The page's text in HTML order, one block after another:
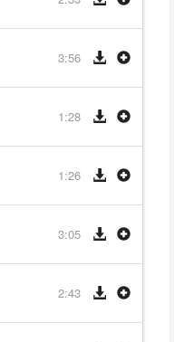
3:56
1:28
1:26
3:05
2:43